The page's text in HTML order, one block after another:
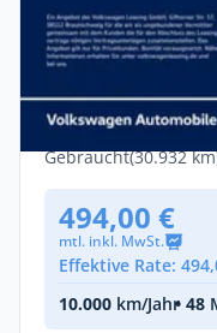
Privat & Gewerbe
Volkswagen
TSI DSG Navi
Benzin •Automatik •
Gebraucht(30.932
494,00 €
mtl. inkl. MwSt.
Effektive Rate:
10.000 km/Jahr• 48